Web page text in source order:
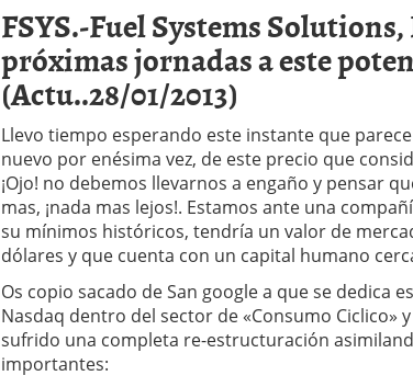
AMRN.-Amarin Corporation
news»!…(Actu..23/11/2016) 23
BLDP.-Ballard Power Systems
20/11/2016) 20 noviembre, 2016
ODP.-Office Depot Inc…..¡El
2016
NVAX.-Novavax Inc…..¡El sol se puso!,
(Actu…17/11/2016) 17 noviembre, 2016
FSYS.-Fuel Systems
próximas jornadas a este
(Actu..28/01/2013)
Llevo tiempo esperando este instante que
nuevo por enésima vez, de este precio que
¡Ojo! no debemos llevarnos a engaño y pensar
mas, ¡nada mas lejos!. Estamos ante una
su mínimos históricos, tendría un valor de
dólares y que cuenta con un capital humano
Os copio sacado de San google a que se dedica
Nasdaq dentro del sector de «Consumo Ciclico»
sufrido una completa re-estructuración
importantes: